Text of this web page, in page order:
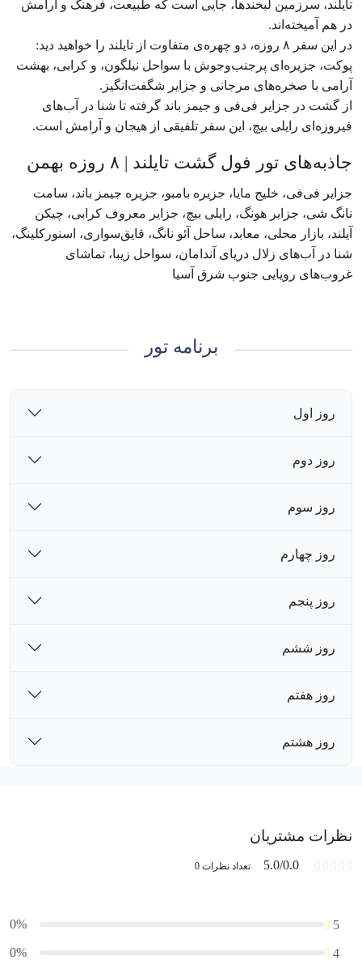
تایلند، سرزمین لبخندها، جایی است که طبیعت، فرهنگ و آرامش
در هم آمیخته‌اند.
در این سفر ۸ روزه، دو چهره‌ی متفاوت از تایلند را خواهید دید:
پوکت، جزیره‌ای پرجنب‌وجوش با سواحل نیلگون، و کرابی، بهشت
آرامی با صخره‌های مرجانی و جزایر شگفت‌انگیز.
از گشت در جزایر فی‌فی و جیمز باند گرفته تا شنا در آب‌های
فیروزه‌ای رایلی بیچ، این سفر تلفیقی از هیجان و آرامش است.
جاذبه‌های تور فول گشت تایلند | ۸ روزه بهمن
جزایر فی‌فی، خلیج مایا، جزیره بامبو، جزیره جیمز باند، سامت
نانگ شی، جزایر هونگ، رایلی بیچ، جزایر معروف کرابی، چیکن
آیلند، بازار محلی، معابد، ساحل آئو نانگ، قایق‌سواری، اسنورکلینگ،
شنا در آب‌های زلال دریای آندامان، سواحل زیبا، تماشای
غروب‌های رویایی جنوب شرق آسیا
برنامه تور
روز اول
روز دوم
روز سوم
روز چهارم
روز پنجم
روز ششم
روز هفتم
روز هشتم
نظرات مشتریان
5.0/0.0 تعداد نظرات 0
5
0%
4
0%